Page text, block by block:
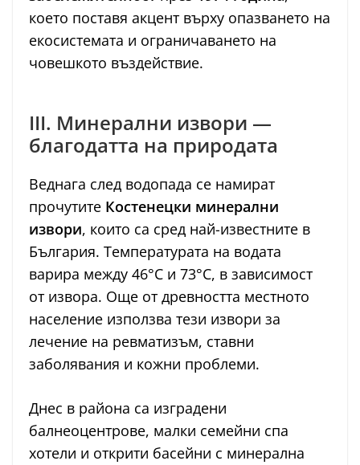
което поставя акцент върху опазването на
екосистемата и ограничаването на
човешкото въздействие.
III. Минерални извори —
благодатта на природата
Веднага след водопада се намират
прочутите Костенецки минерални
извори, които са сред най-известните в
България. Температурата на водата
варира между 46°C и 73°C, в зависимост
от извора. Още от древността местното
население използва тези извори за
лечение на ревматизъм, ставни
заболявания и кожни проблеми.
Днес в района са изградени
балнеоцентрове, малки семейни спа
хотели и открити басейни с минерална